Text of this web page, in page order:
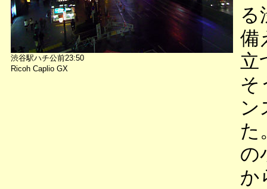
渋谷駅ハチ公前23:50
Ricoh Caplio GX
る
備
立
そ
ン
た
の
か